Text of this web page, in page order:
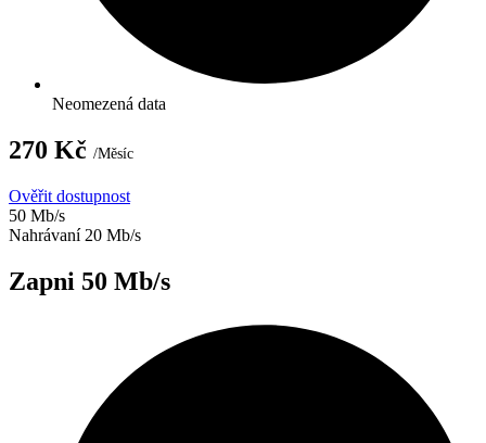
Neomezená data
270 Kč /Měsíc
Ověřit dostupnost
50 Mb/s
Nahrávaní 20 Mb/s
Zapni 50 Mb/s